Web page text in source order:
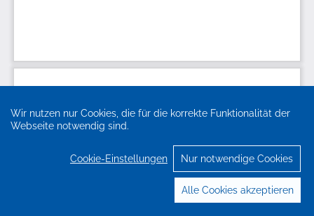
Wir nutzen nur Cookies, die für die korrekte Funktionalität der
Webseite notwendig sind.
Cookie-Einstellungen Nur notwendige Cookies
Alle Cookies akzeptieren